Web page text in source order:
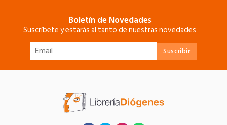
Boletín de Novedades
Suscríbete y estarás al tanto de nuestras novedades